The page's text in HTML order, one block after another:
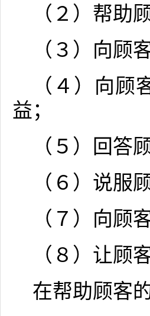
（２）帮助
（３）向顾
（４）向
益；
（５）回答
（６）说服
（７）向顾
（８）让顾
在帮助顾客